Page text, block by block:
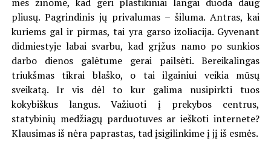
mes žinome, kad geri plastikiniai langai duoda daug
pliusų. Pagrindinis jų privalumas – šiluma. Antras, kai
kuriems gal ir pirmas, tai yra garso izoliacija. Gyvenant
didmiestyje labai svarbu, kad grįžus namo po sunkios
darbo dienos galėtume gerai pailsėti. Bereikalingas
triukšmas tikrai blaško, o tai ilgainiui veikia mūsų
sveikatą. Ir vis dėl to kur galima nusipirkti tuos
kokybiškus langus. Važiuoti į prekybos centrus,
statybinių medžiagų parduotuves ar ieškoti internete?
Klausimas iš nėra paprastas, tad įsigilinkime į jį iš esmės.